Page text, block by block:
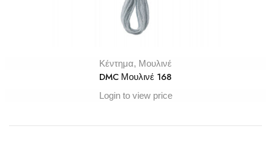
Κέντημα, Μουλινέ
DMC Μουλινέ 168
Login to view price